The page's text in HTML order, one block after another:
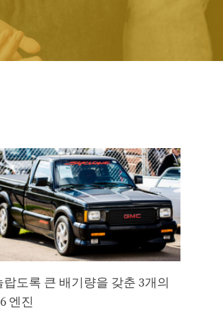
랍도록 큰 배기량을 갖춘 3개의
엔진